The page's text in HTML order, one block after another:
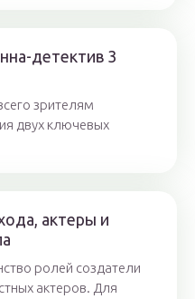
детектив 3
зрителям
двух ключевых
актеры и
ролей создатели
актеров. Для